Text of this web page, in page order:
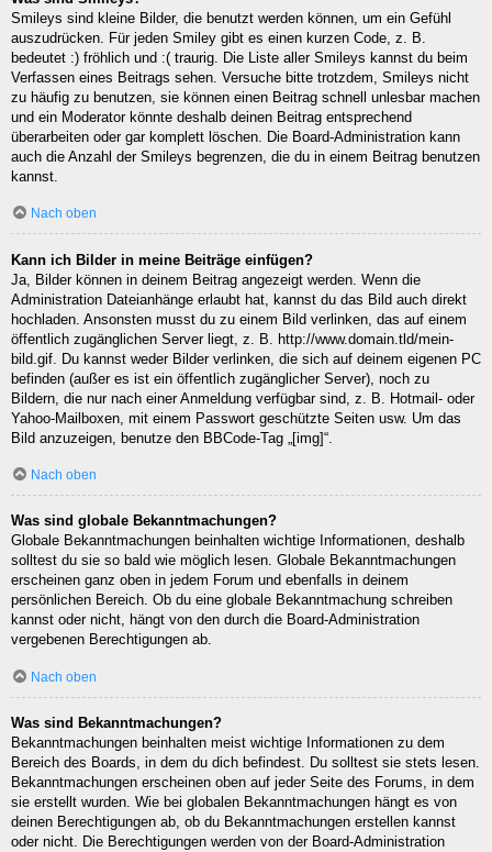
Smileys sind kleine Bilder, die benutzt werden können, um ein Gefühl
auszudrücken. Für jeden Smiley gibt es einen kurzen Code, z. B.
bedeutet :) fröhlich und :( traurig. Die Liste aller Smileys kannst du beim
Verfassen eines Beitrags sehen. Versuche bitte trotzdem, Smileys nicht
zu häufig zu benutzen, sie können einen Beitrag schnell unlesbar machen
und ein Moderator könnte deshalb deinen Beitrag entsprechend
überarbeiten oder gar komplett löschen. Die Board-Administration kann
auch die Anzahl der Smileys begrenzen, die du in einem Beitrag benutzen
kannst.
Nach oben
Kann ich Bilder in meine Beiträge einfügen?
Ja, Bilder können in deinem Beitrag angezeigt werden. Wenn die
Administration Dateianhänge erlaubt hat, kannst du das Bild auch direkt
hochladen. Ansonsten musst du zu einem Bild verlinken, das auf einem
öffentlich zugänglichen Server liegt, z. B. http://www.domain.tld/mein-
bild.gif. Du kannst weder Bilder verlinken, die sich auf deinem eigenen PC
befinden (außer es ist ein öffentlich zugänglicher Server), noch zu
Bildern, die nur nach einer Anmeldung verfügbar sind, z. B. Hotmail- oder
Yahoo-Mailboxen, mit einem Passwort geschützte Seiten usw. Um das
Bild anzuzeigen, benutze den BBCode-Tag „[img]“.
Nach oben
Was sind globale Bekanntmachungen?
Globale Bekanntmachungen beinhalten wichtige Informationen, deshalb
solltest du sie so bald wie möglich lesen. Globale Bekanntmachungen
erscheinen ganz oben in jedem Forum und ebenfalls in deinem
persönlichen Bereich. Ob du eine globale Bekanntmachung schreiben
kannst oder nicht, hängt von den durch die Board-Administration
vergebenen Berechtigungen ab.
Nach oben
Was sind Bekanntmachungen?
Bekanntmachungen beinhalten meist wichtige Informationen zu dem
Bereich des Boards, in dem du dich befindest. Du solltest sie stets lesen.
Bekanntmachungen erscheinen oben auf jeder Seite des Forums, in dem
sie erstellt wurden. Wie bei globalen Bekanntmachungen hängt es von
deinen Berechtigungen ab, ob du Bekanntmachungen erstellen kannst
oder nicht. Die Berechtigungen werden von der Board-Administration